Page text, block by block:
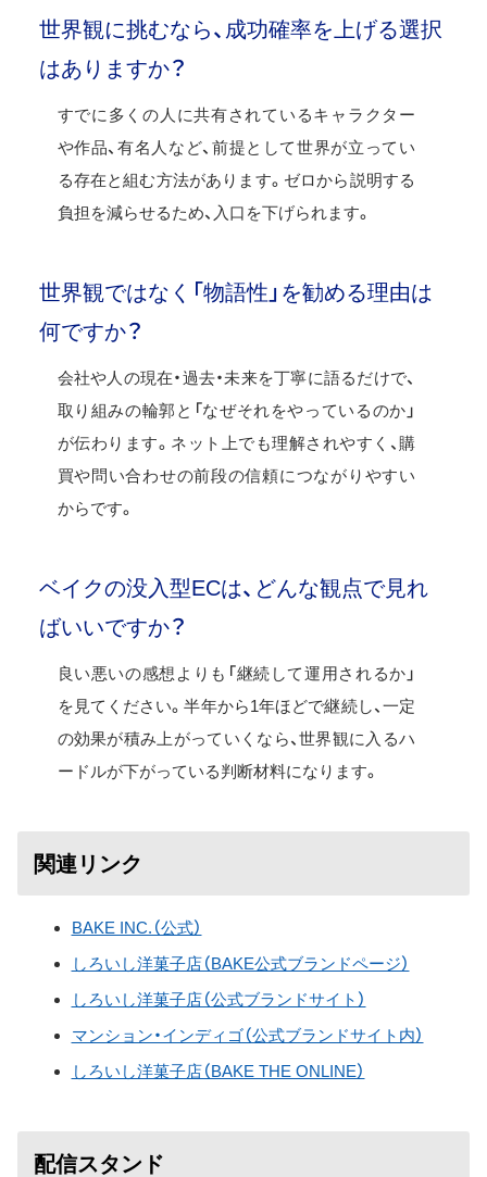
世界観に挑むなら、成功確率を上げる選択
はありますか？
すでに多くの人に共有されているキャラクター
や作品、有名人など、前提として世界が立ってい
る存在と組む方法があります。ゼロから説明する
負担を減らせるため、入口を下げられます。
世界観ではなく「物語性」を勧める理由は
何ですか？
会社や人の現在・過去・未来を丁寧に語るだけで、
取り組みの輪郭と「なぜそれをやっているのか」
が伝わります。ネット上でも理解されやすく、購
買や問い合わせの前段の信頼につながりやすい
からです。
ベイクの没入型ECは、どんな観点で見れ
ばいいですか？
良い悪いの感想よりも「継続して運用されるか」
を見てください。半年から1年ほどで継続し、一定
の効果が積み上がっていくなら、世界観に入るハ
ードルが下がっている判断材料になります。
関連リンク
BAKE INC.（公式）
しろいし洋菓子店（BAKE公式ブランドページ）
しろいし洋菓子店（公式ブランドサイト）
マンション・インディゴ（公式ブランドサイト内）
しろいし洋菓子店（BAKE THE ONLINE）
配信スタンド